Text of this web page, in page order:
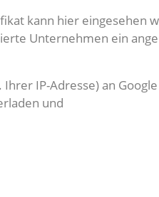
kann hier eingesehen
Unternehmen ein
IP-Adresse) an
und